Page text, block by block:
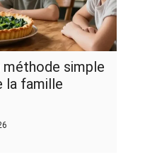
simple
la famille